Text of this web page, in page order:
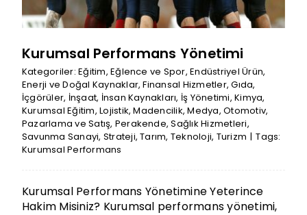
Kurumsal Performans Yönetimi
Kategoriler:Eğitim,Eğlence ve Spor,Endüstriyel Ürün,
Enerji ve Doğal Kaynaklar,Finansal Hizmetler,Gıda,
İçgörüler, İnşaat, İnsan Kaynakları, İş Yönetimi,Kimya,
Kurumsal Eğitim,Lojistik,Madencilik,Medya,Otomotiv,
Pazarlama ve Satış, Perakende,Sağlık Hizmetleri,
Savunma Sanayi, Strateji,Tarım, Teknoloji, Turizm | Tags:
Kurumsal Performans
Kurumsal Performans Yönetimine Yeterince
Hakim Misiniz? Kurumsal performans yönetimi,